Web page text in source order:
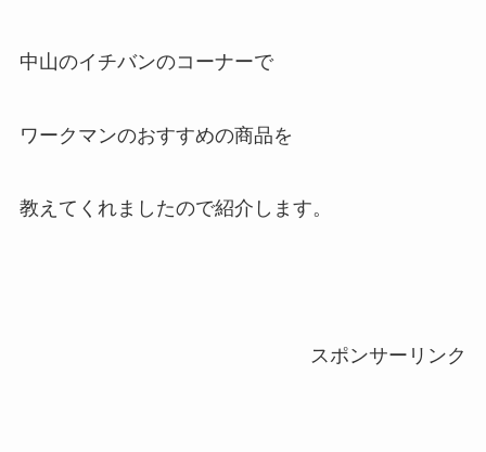
中山のイチバンのコーナーで
ワークマンのおすすめの商品を
教えてくれましたので紹介します。
スポンサーリンク